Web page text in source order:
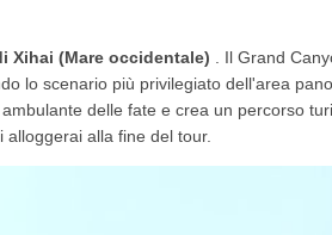
Xihai (Mare occidentale) . Il Grand
lo scenario più privilegiato dell'area
delle fate e crea un percorso
alla fine del tour.